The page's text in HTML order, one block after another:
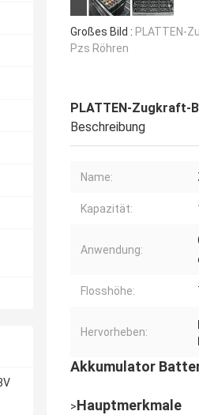
Großes Bild : PLATTEN-
Pzs Röhren
PLATTEN-Zugkraft-
Beschreibung
Name:
Kapazität:
Anwendung:
Flosshöhe:
Hervorheben:
Akkumulator
>Hauptmerkmale